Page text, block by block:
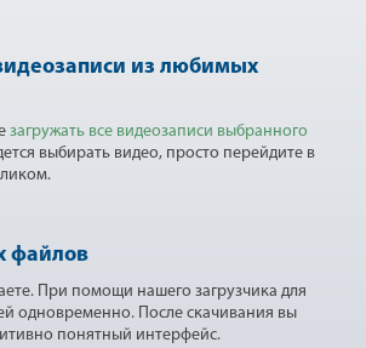
из любимых
загружать все видеозаписи выбранного
выбирать видео, просто перейдите в
файлов
При помощи нашего загрузчика для
одновременно. После скачивания вы
понятный интерфейс.